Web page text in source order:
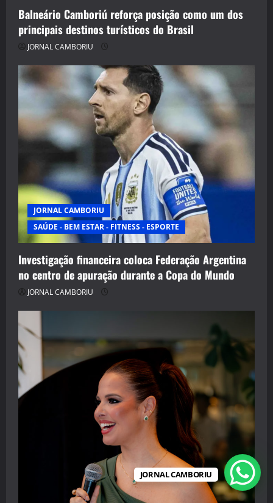
Balneário Camboriú reforça posição como um dos
principais destinos turísticos do Brasil
JORNAL CAMBORIU
JORNAL CAMBORIU
SAÚDE - BEM ESTAR - FITNESS - ESPORTE
Investigação financeira coloca Federação Argentina
no centro de apuração durante a Copa do Mundo
JORNAL CAMBORIU
JORNAL CAMBORIU